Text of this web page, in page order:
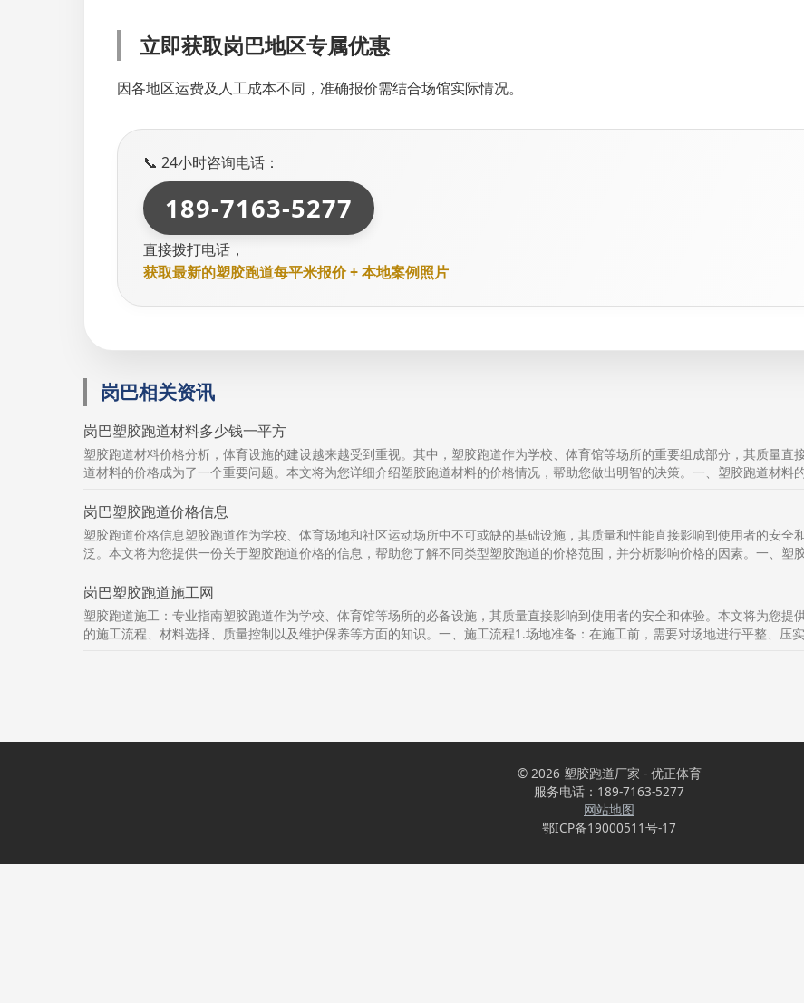
立即获取岗巴地区专属优惠
因各地区运费及人工成本不同，准确报价需结合场馆实际情况。
📞 24小时咨询电话：
189-7163-5277
直接拨打电话，
获取最新的塑胶跑道每平米报价 + 本地案例照片
岗巴相关资讯
岗巴塑胶跑道材料多少钱一平方
塑胶跑道材料价格分析，体育设施的建设越来越受到重视。其中，塑胶跑道作为学校、体育馆等场所的重要组成部分，其质量
道材料的价格成为了一个重要问题。本文将为您详细介绍塑胶跑道材料的价格情况，帮助您做出明智的决策。一、塑胶跑道材料
岗巴塑胶跑道价格信息
塑胶跑道价格信息塑胶跑道作为学校、体育场地和社区运动场所中不可或缺的基础设施，其质量和性能直接影响到使用者的安
泛。本文将为您提供一份关于塑胶跑道价格的信息，帮助您了解不同类型塑胶跑道的价格范围，并分析影响价格的因素。一、塑
岗巴塑胶跑道施工网
塑胶跑道施工：专业指南塑胶跑道作为学校、体育馆等场所的必备设施，其质量直接影响到使用者的安全和体验。本文将为您
的施工流程、材料选择、质量控制以及维护保养等方面的知识。一、施工流程1.场地准备：在施工前，需要对场地进行平整、压
© 2026 塑胶跑道厂家 - 优正体育
服务电话：189-7163-5277
网站地图
鄂ICP备19000511号-17